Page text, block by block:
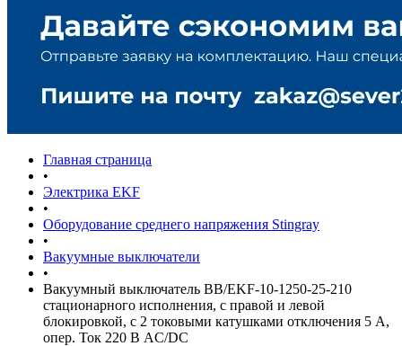
Главная страница
•
Электрика EKF
•
Оборудование среднего напряжения Stingray
•
Вакуумные выключатели
•
Вакуумный выключатель BB/EKF-10-1250-25-210
стационарного исполнения, с правой и левой
блокировкой, с 2 токовыми катушками отключения 5 А,
опер. Ток 220 В AC/DC